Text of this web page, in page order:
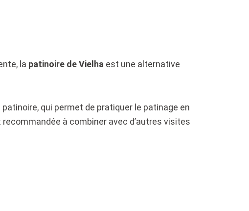
la patinoire de Vielha est une alternative
qui permet de pratiquer le patinage en
à combiner avec d’autres visites